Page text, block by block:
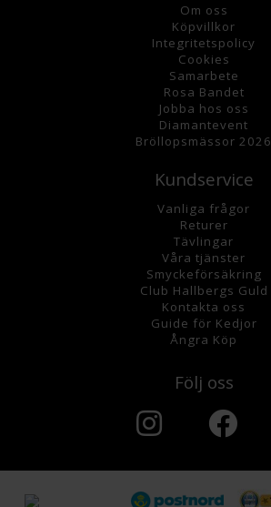
Om oss
Köpvillkor
Integritetspolicy
Cookies
Samarbete
Rosa Bandet
Jobba hos oss
Diamantevent
Bröllopsmässor 2026
Kundservice
Vanliga frågor
Returer
Tävlingar
Våra tjänster
Smyckeförsäkring
Club Hallbergs Guld
Kontakta oss
Guide för Kedjor
Ångra Köp
Följ oss